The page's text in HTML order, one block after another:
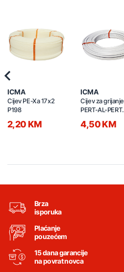
ICMA
Cijev PE-Xa 17x2
P198
2,20 KM
ICMA
Cijev za grijanje
PERT-AL-PERT
4,50 KM
Brza
isporuka
Plaćanje
pouzećem
15 dana garancije
na povrat novca